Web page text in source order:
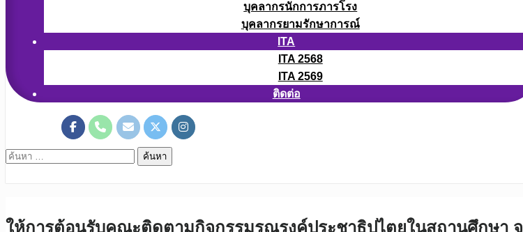
บุคลากรนักการภารโรง
บุคลากรยามรักษาการณ์
ITA
ITA 2568
ITA 2569
ติดต่อ
ค้นหา
ให้การต้อนรับคณะติดตามกิจกรรมรณรงค์ประชาธิปไตยในสถานศึกษา